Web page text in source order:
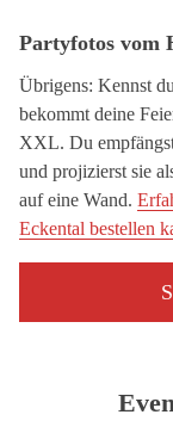
Partyfotos vom
Übrigens: Kennst
bekommt deine
XXL. Du
und projizierst sie
auf eine Wand.
Eckental bestellen